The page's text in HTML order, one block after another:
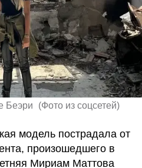
Беэри (Фото из соцсетей)
модель пострадала от
произошедшего в
Мириам Маттова